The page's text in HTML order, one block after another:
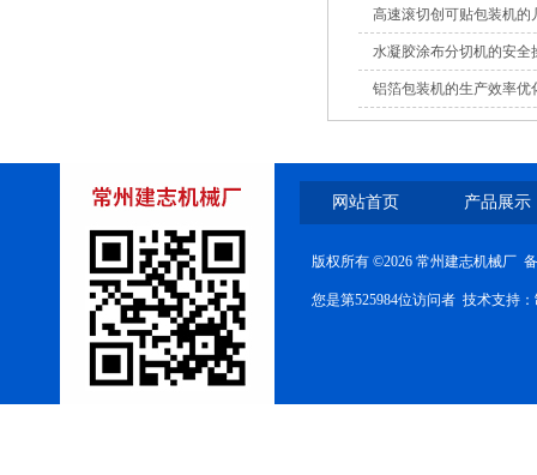
高速双面膏药复合机
高速滚切创可贴包装机的
水凝胶涂布分切机的安全
铝箔包装机的生产效率优
网站首页 产品展示
版权所有 ©2026 常州建志机械厂
您是第525984位访问者 技术支持：